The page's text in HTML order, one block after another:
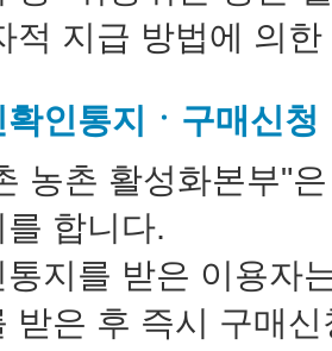
적 지급 방법에 의
인통지ㆍ구매신청
농촌 활성화본부"
합니다.
통지를 받은 이용자
받은 후 즉시 구매